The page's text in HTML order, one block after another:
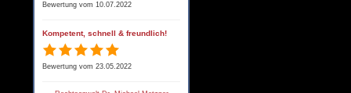
Bewertung vom 10.07.2022
Kompetent, schnell & freundlich!
Bewertung vom 23.05.2022